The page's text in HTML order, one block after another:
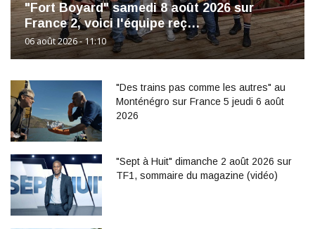
"Fort Boyard" samedi 8 août 2026 sur
France 2, voici l'équipe reç…
06 août 2026 - 11:10
"Des trains pas comme les autres" au
Monténégro sur France 5 jeudi 6 août
2026
"Sept à Huit" dimanche 2 août 2026 sur
TF1, sommaire du magazine (vidéo)